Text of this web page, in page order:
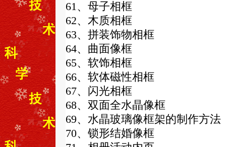
61、母子相框
62、木质相框
63、拼装饰物相框
64、曲面像框
65、软饰相框
66、软体磁性相框
67、闪光相框
68、双面全水晶像框
69、水晶玻璃像框架的制作方法
70、锁形结婚像框